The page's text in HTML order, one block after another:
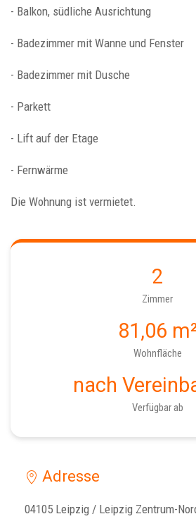
- Balkon, südliche Ausrichtung
- Badezimmer mit Wanne und Fenster
- Badezimmer mit Dusche
- Parkett
- Lift auf der Etage
- Fernwärme
Die Wohnung ist vermietet.
2
Zimmer
81,06
Wohnfläche
nach
Verfügbar ab
Adresse
04105 Leipzig / Leipzig Zentrum-